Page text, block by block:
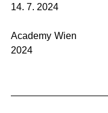
14. 7. 2024
Academy Wien		1. 7. 2024 - 5. 7.
2024